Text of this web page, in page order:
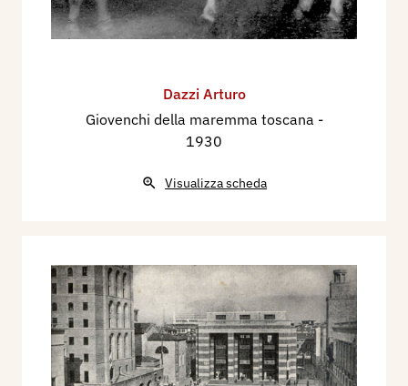
Dazzi Arturo
Giovenchi della maremma toscana -
1930
Visualizza scheda